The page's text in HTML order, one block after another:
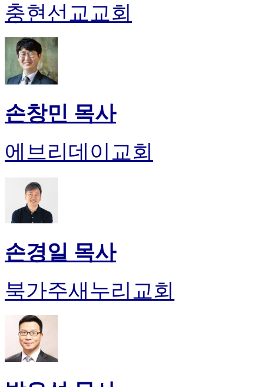
충현선교교회
손창민 목사
에브리데이교회
손경일 목사
북가주새누리교회